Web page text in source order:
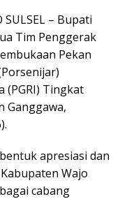
SULSEL – Bupati
Tim Penggerak
Pekan
(PGRI) Tingkat
Ganggawa,
apresiasi dan
Wajo
cabang